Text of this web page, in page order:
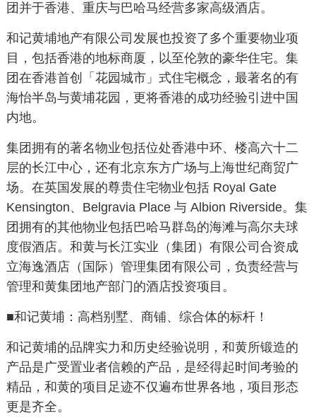
团并于香港、重庆与巴哈马经营多家高级酒店。
和记黄埔地产有限公司发展也投资了多个重要物业项
目，包括香港的地标商厦，以至伦敦的豪华住宅。集
团在香港首创「花园城市」式住宅概念，最著名的有
海怡半岛与黄埔花园，更将香港的成功经验引进中国
内地。
集团拥有的著名物业包括位处香港中环、楼高六十二
层的长江中心，还有北京东方广场与上海世纪商贸广
场。在英国发展的尊贵住宅物业包括 Royal Gate
Kensington、Belgravia Place 与 Albion Riverside。集
团拥有的其他物业包括巴哈马群岛的海滩与高尔夫球
度假酒店。和黄与长江实业（集团）有限公司合资成
立海逸酒店（国际）管理集团有限公司，负责经营与
管理和黄集团地产部门的酒店投资项目。
■和记黄埔：高档别墅、商铺、综合体的标杆！
和记黄埔的品牌实力和历史经验说明，和黄所锻造的
产品是广受置业者信赖的产品，是经得起时间考验的
精品，和黄的项目足迹不仅遍布世界各地，项目形态
更是齐全。